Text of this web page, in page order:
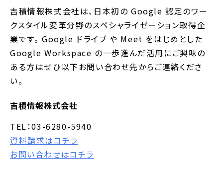
吉積情報株式会社は、日本初の Google 認定のワー
クスタイル変革分野のスペシャライゼーション取得企
業です。 Google ドライブ や Meet をはじめとした
Google Workspace の一歩進んだ活用にご興味の
ある方はぜひ以下お問い合わせ先からご連絡くださ
い。
吉積情報株式会社
TEL：03-6280-5940
資料請求はコチラ
お問い合わせはコチラ